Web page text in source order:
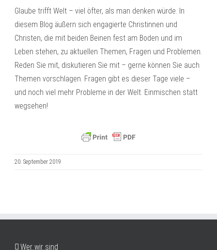
Glaube trifft Welt – viel öfter, als man denken würde. In
diesem Blog äußern sich engagierte Christinnen und
Christen, die mit beiden Beinen fest am Boden und im
Leben stehen, zu aktuellen Themen, Fragen und Problemen.
Reden Sie mit, diskutieren Sie mit – gerne können Sie auch
Themen vorschlagen. Fragen gibt es dieser Tage viele –
und noch viel mehr Probleme in der Welt. Einmischen statt
wegsehen!
20. September 2019
Wer wir sind